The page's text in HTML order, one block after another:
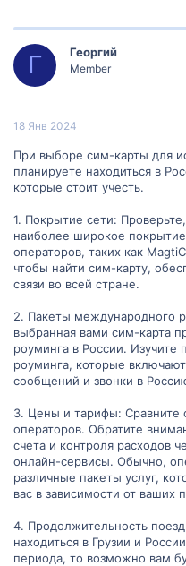
Г Георгий
Member
18 Янв 2024
При выборе сим-карты для
планируете находиться в
которые стоит учесть.
1. Покрытие сети:
наиболее широкое
операторов, таких как
чтобы найти сим-карту,
связи во всей стране.
2. Пакеты международного
выбранная вами сим-карта
роуминга в России.
роуминга, которые
сообщений и звонки в
3. Цены и тарифы: Сравните
операторов. Обратите
счета и контроля расходов
онлайн-сервисы. Обычно,
различные пакеты услуг,
вас в зависимости от ваших
4. Продолжительность
находиться в Грузии и
периода, то возможно вам